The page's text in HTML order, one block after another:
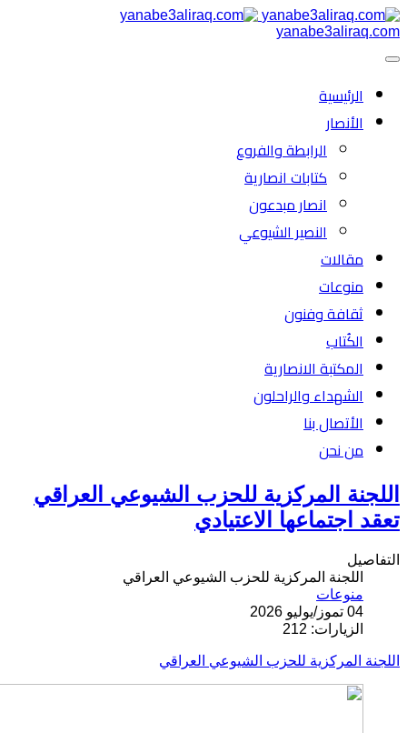
yanabe3aliraq.com
الرئیسية
الأنصار
الرابطة والفروع
كتابات انصارية
انصار مبدعون
النصیر الشیوعي
مقالات
منوعات
ثقافة وفنون
الكُتاب
المكتبة الانصارية
الشهداء والراحلون
الأتصال بنا
من نحن
اللجنة المركزية للحزب الشيوعي العراقي
تعقد اجتماعها الاعتيادي
التفاصيل
اللجنة المركزية للحزب الشيوعي العراقي
منوعات
04 تموز/يوليو 2026
الزيارات: 212
اللجنة المركزية للحزب الشيوعي العراقي